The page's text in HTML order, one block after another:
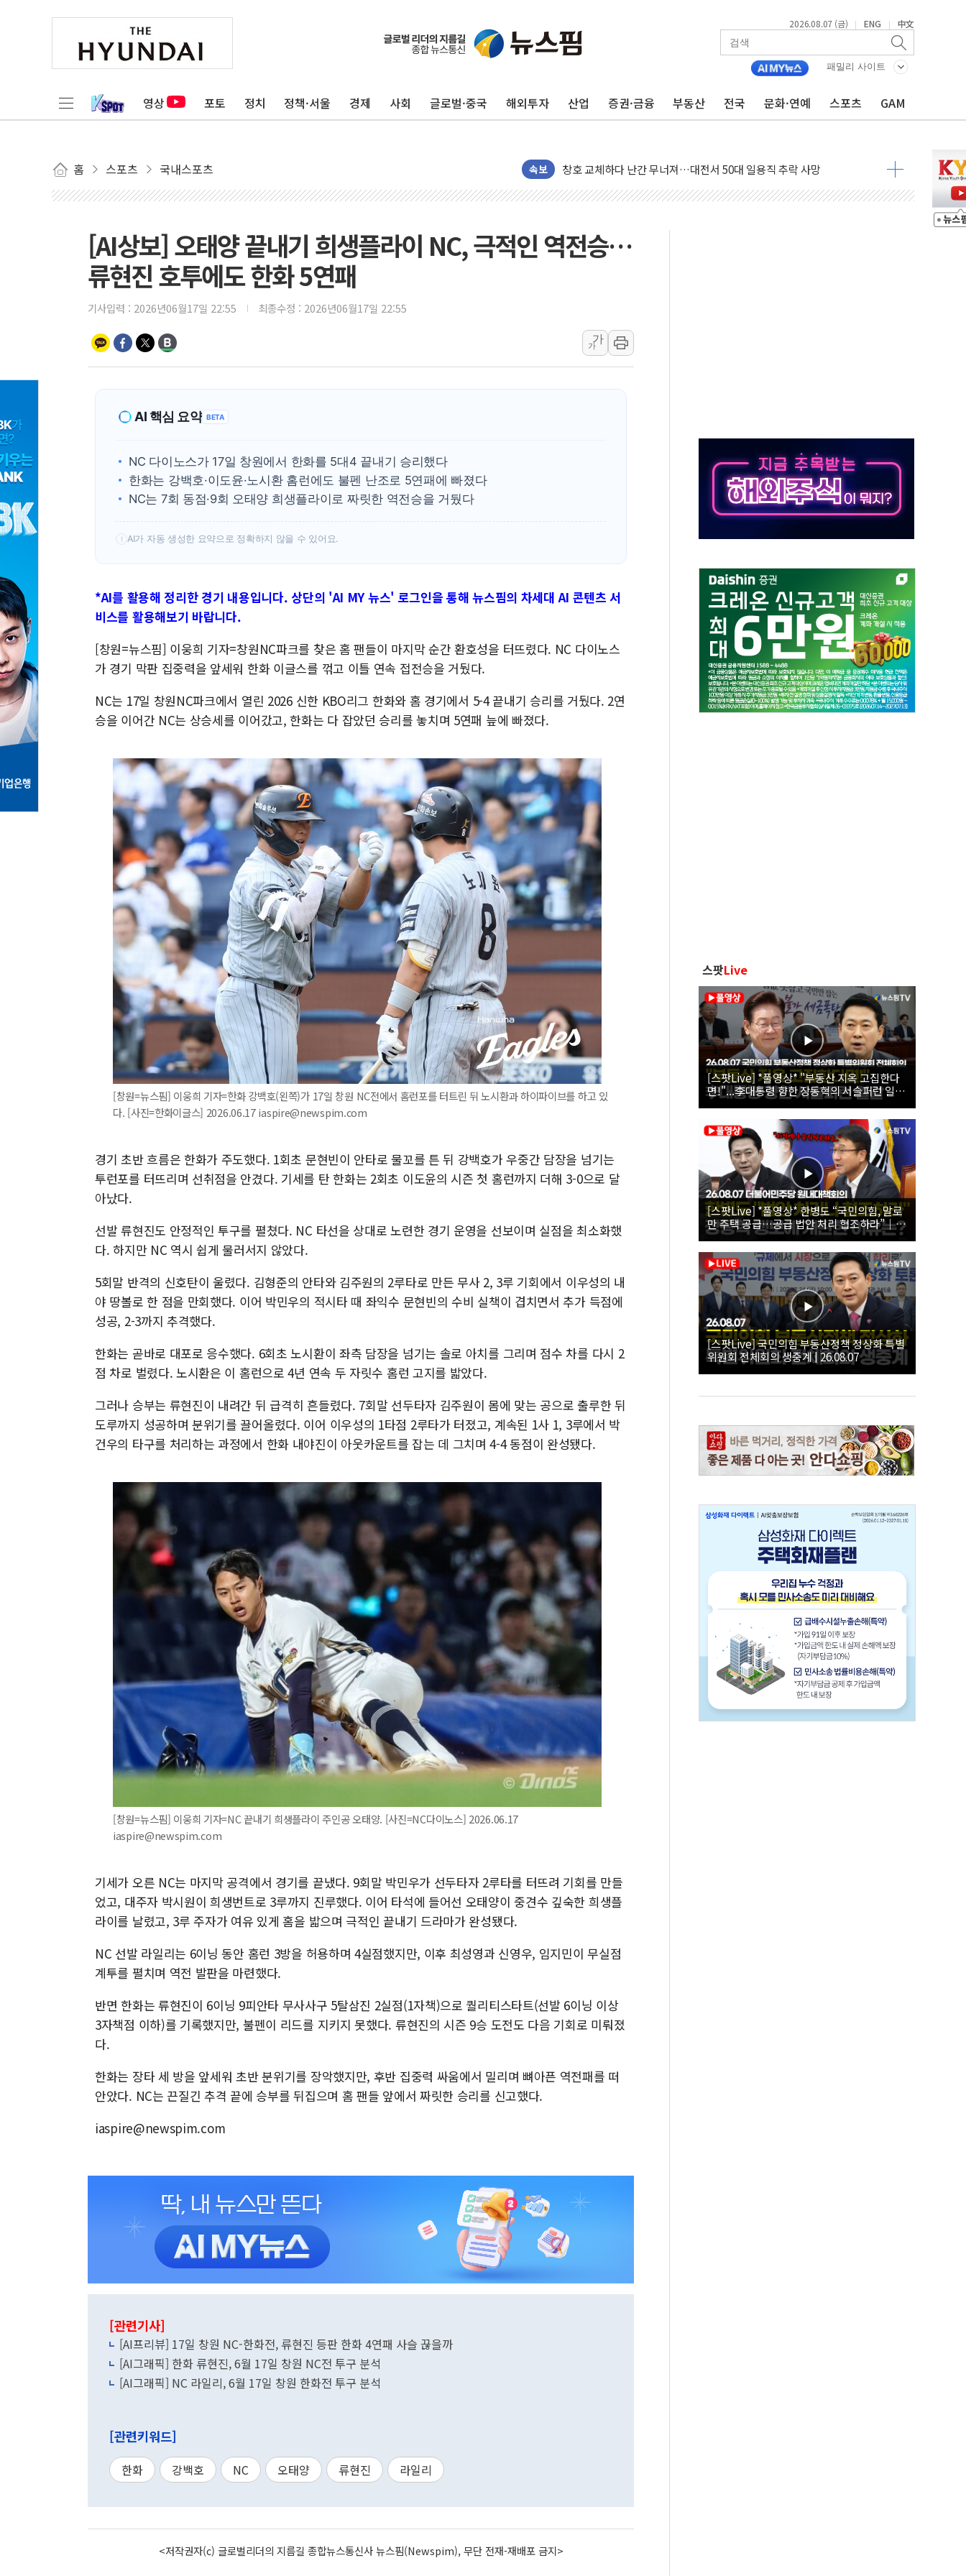
2026.08.07 (금) | ENG | 中文
패밀리 사이트
영상 포토 정치 정책·서울 경제 사회 글로벌·중국 해외투자 산업 증권·금융 부동산 전국 문화·연예 스포츠 GAM
홈 스포츠 국내스포츠 속보
"최대 2시간 앞서 침수 예측"…건설연, AI 위험기상 기술 개발
장동혁 "규제와 대출 풀고 재개발·재건축 촉진하는 것이 부동산 정상화"
[속보] 종합특검, '尹 관저 이전 감사 무마' 유병호 감사위원 구속 기소
日, 4~6월 105조원 환시 개입...4월 말 '56조원' 사상 최대
오렌지플래닛 창업재단, 스타트업 지원 프로그램 성료
부동산정책 정상화 특별위원회 전체회의서 발언하는 장동혁 대표
경찰, '강북구 오피스텔 살인' 50대 남성 구속 송치
전국 그늘막 4만개 육박 7년 새 7배 늘었다...폭염 대책비는 8.6배 증가
구리값 사상 최고치…'닥터 코퍼'가 말하는 경기 신호가 달라졌다
에어프레미아, 호치민 노선 재개...3년 2개월 만
국민통합위, 정치 다양성 제고 특별 위원회 위촉장 수여식 및 1차 회의
티엠씨, 220억원 규모 美 전력 케이블 수주
[AI상보] 오태양 끝내기 희생플라이 NC, 극적인 역전승…
류현진 호투에도 한화 5연패
기사입력 : 2026년06월17일 22:55 최종수정 : 2026년06월17일 22:55
가
가
AI 핵심 요약 BETA
NC 다이노스가 17일 창원에서 한화를 5대4 끝내기 승리했다
한화는 강백호·이도윤·노시환 홈런에도 불펜 난조로 5연패에 빠졌다
NC는 7회 동점·9회 오태양 희생플라이로 짜릿한 역전승을 거뒀다
! AI가 자동 생성한 요약으로 정확하지 않을 수 있어요.
*AI를 활용해 정리한 경기 내용입니다. 상단의 'AI MY 뉴스' 로그인을 통해 뉴스핌의 차세대 AI 콘텐츠 서
비스를 활용해보기 바랍니다.
[창원=뉴스핌] 이웅희 기자=창원NC파크를 찾은 홈 팬들이 마지막 순간 환호성을 터뜨렸다. NC 다이노스
가 경기 막판 집중력을 앞세워 한화 이글스를 꺾고 이틀 연속 접전승을 거뒀다.
NC는 17일 창원NC파크에서 열린 2026 신한 KBO리그 한화와 홈 경기에서 5-4 끝내기 승리를 거뒀다. 2연
승을 이어간 NC는 상승세를 이어갔고, 한화는 다 잡았던 승리를 놓치며 5연패 늪에 빠졌다.
[창원=뉴스핌] 이웅희 기자=한화 강백호(왼쪽)가 17일 창원 NC전에서 홈런포를 터트린 뒤 노시환과 하이파이브를 하고 있
다. [사진=한화이글스] 2026.06.17 iaspire@newspim.com
경기 초반 흐름은 한화가 주도했다. 1회초 문현빈이 안타로 물꼬를 튼 뒤 강백호가 우중간 담장을 넘기는
투런포를 터뜨리며 선취점을 안겼다. 기세를 탄 한화는 2회초 이도윤의 시즌 첫 홈런까지 더해 3-0으로 달
아났다.
선발 류현진도 안정적인 투구를 펼쳤다. NC 타선을 상대로 노련한 경기 운영을 선보이며 실점을 최소화했
다. 하지만 NC 역시 쉽게 물러서지 않았다.
5회말 반격의 신호탄이 울렸다. 김형준의 안타와 김주원의 2루타로 만든 무사 2, 3루 기회에서 이우성의 내
야 땅볼로 한 점을 만회했다. 이어 박민우의 적시타 때 좌익수 문현빈의 수비 실책이 겹치면서 추가 득점에
성공, 2-3까지 추격했다.
한화는 곧바로 대포로 응수했다. 6회초 노시환이 좌측 담장을 넘기는 솔로 아치를 그리며 점수 차를 다시 2
점 차로 벌렸다. 노시환은 이 홈런으로 4년 연속 두 자릿수 홈런 고지를 밟았다.
그러나 승부는 류현진이 내려간 뒤 급격히 흔들렸다. 7회말 선두타자 김주원이 몸에 맞는 공으로 출루한 뒤
도루까지 성공하며 분위기를 끌어올렸다. 이어 이우성의 1타점 2루타가 터졌고, 계속된 1사 1, 3루에서 박
건우의 타구를 처리하는 과정에서 한화 내야진이 아웃카운트를 잡는 데 그치며 4-4 동점이 완성됐다.
[창원=뉴스핌] 이웅희 기자=NC 끝내기 희생플라이 주인공 오태양. [사진=NC다이노스] 2026.06.17
iaspire@newspim.com
기세가 오른 NC는 마지막 공격에서 경기를 끝냈다. 9회말 박민우가 선두타자 2루타를 터뜨려 기회를 만들
었고, 대주자 박시원이 희생번트로 3루까지 진루했다. 이어 타석에 들어선 오태양이 중견수 깊숙한 희생플
라이를 날렸고, 3루 주자가 여유 있게 홈을 밟으며 극적인 끝내기 드라마가 완성됐다.
NC 선발 라일리는 6이닝 동안 홈런 3방을 허용하며 4실점했지만, 이후 최성영과 신영우, 임지민이 무실점
계투를 펼치며 역전 발판을 마련했다.
반면 한화는 류현진이 6이닝 9피안타 무사사구 5탈삼진 2실점(1자책)으로 퀄리티스타트(선발 6이닝 이상
3자책점 이하)를 기록했지만, 불펜이 리드를 지키지 못했다. 류현진의 시즌 9승 도전도 다음 기회로 미뤄졌
다.
한화는 장타 세 방을 앞세워 초반 분위기를 장악했지만, 후반 집중력 싸움에서 밀리며 뼈아픈 역전패를 떠
안았다. NC는 끈질긴 추격 끝에 승부를 뒤집으며 홈 팬들 앞에서 짜릿한 승리를 신고했다.
iaspire@newspim.com
[관련기사]
[AI프리뷰] 17일 창원 NC-한화전, 류현진 등판 한화 4연패 사슬 끊을까
[AI그래픽] 한화 류현진, 6월 17일 창원 NC전 투구 분석
[AI그래픽] NC 라일리, 6월 17일 창원 한화전 투구 분석
[관련키워드]
한화 강백호 NC 오태양 류현진 라일리
<저작권자(c) 글로벌리더의 지름길 종합뉴스통신사 뉴스핌(Newspim), 무단 전재-재배포 금지>
스팟Live
[스팟Live] *풀영상* "부동산 지옥 고집한다
면!"...李대통령 향한 장동혁의 서슬퍼런 일갈
| 26.08.07 국민의힘 부동산정책 정상화 특별
위원회 전체회의
[스팟Live] *풀영상* 한병도 “국민의힘, 말로
만 주택 공급…공급 법안 처리 협조하라”｜
26.08.07 더불어민주당 원내대책회의
[스팟Live] 국민의힘 부동산정책 정상화 특별
위원회 전체회의 생중계 | 26.08.07